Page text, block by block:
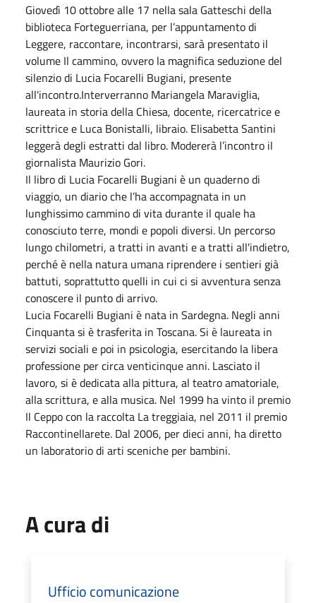
Giovedì 10 ottobre alle 17 nella sala Gatteschi della
biblioteca Forteguerriana, per l’appuntamento di
Leggere, raccontare, incontrarsi, sarà presentato il
volume Il cammino, ovvero la magnifica seduzione del
silenzio di Lucia Focarelli Bugiani, presente
all'incontro.Interverranno Mariangela Maraviglia,
laureata in storia della Chiesa, docente, ricercatrice e
scrittrice e Luca Bonistalli, libraio. Elisabetta Santini
leggerà degli estratti dal libro. Modererà l’incontro il
giornalista Maurizio Gori.
Il libro di Lucia Focarelli Bugiani è un quaderno di
viaggio, un diario che l’ha accompagnata in un
lunghissimo cammino di vita durante il quale ha
conosciuto terre, mondi e popoli diversi. Un percorso
lungo chilometri, a tratti in avanti e a tratti all'indietro,
perché è nella natura umana riprendere i sentieri già
battuti, soprattutto quelli in cui ci si avventura senza
conoscere il punto di arrivo.
Lucia Focarelli Bugiani è nata in Sardegna. Negli anni
Cinquanta si è trasferita in Toscana. Si è laureata in
servizi sociali e poi in psicologia, esercitando la libera
professione per circa venticinque anni. Lasciato il
lavoro, si è dedicata alla pittura, al teatro amatoriale,
alla scrittura, e alla musica. Nel 1999 ha vinto il premio
Il Ceppo con la raccolta La treggiaia, nel 2011 il premio
Raccontinellarete. Dal 2006, per dieci anni, ha diretto
un laboratorio di arti sceniche per bambini.
A cura di
Ufficio comunicazione